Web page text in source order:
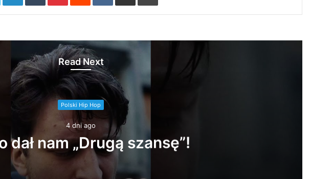
Read Next
Polski Hip Hop
4 dni ago
Gruby Mielzky, Pers, @atutowy – Bad
(prod. @atutowy x The Returners)